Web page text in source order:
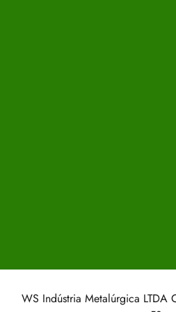
WS Indústria Metalúrgica LTDA